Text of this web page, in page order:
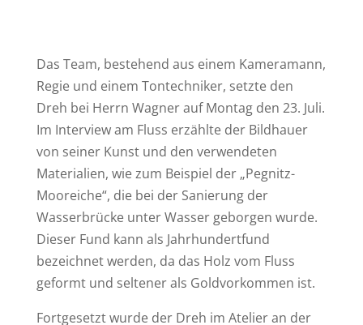
Das Team, bestehend aus einem Kameramann,
Regie und einem Tontechniker, setzte den
Dreh bei Herrn Wagner auf Montag den 23. Juli.
Im Interview am Fluss erzählte der Bildhauer
von seiner Kunst und den verwendeten
Materialien, wie zum Beispiel der „Pegnitz-
Mooreiche“, die bei der Sanierung der
Wasserbrücke unter Wasser geborgen wurde.
Dieser Fund kann als Jahrhundertfund
bezeichnet werden, da das Holz vom Fluss
geformt und seltener als Goldvorkommen ist.
Fortgesetzt wurde der Dreh im Atelier an der